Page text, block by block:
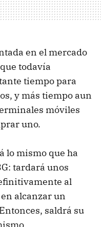
en el mercado
todavía
tiempo para
y más tiempo aun
móviles
uno.
lo mismo que ha
tardará unos
al
alcanzar un
saldrá su